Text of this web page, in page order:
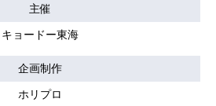
主催
キョードー東海
企画制作
ホリプロ